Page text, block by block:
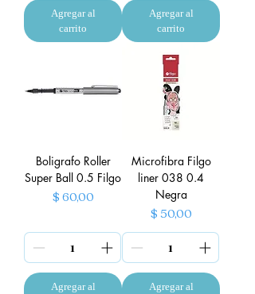
Agregar al
carrito
Agregar al
carrito
Boligrafo Roller
Super Ball 0.5 Filgo
Precio
$ 60,00
Agregar al
Microfibra Filgo
liner 038 0.4
Negra
Precio
$ 50,00
Agregar al